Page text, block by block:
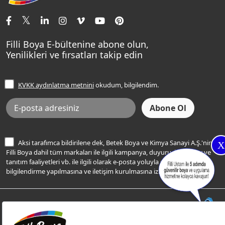
X
Tavan Boyaları
Ev Bakım ve Hobi Boyaları
Yatak Odası Renkleri
Sentomaxx Sentetik Boya
Sentomaxx İpeksi Mat
Momento Life
Şampanya Rengi
Açık Mavi Rengi
Frezya Rengi
İletişim Bilgilerimiz
Renk Danışma
Filli Ustam
Sıkça Sorulan Sorular
Ücretsiz Yalıtım Keşif Hizmeti
Bilgi Toplumu Hizmetleri
İnternet Sitesi Kullanım Koşulları
KVKK Talep Formu
KVKK Aydınlatma Metni
Filli Boya E-bültenine abone olun,
Yenilikleri ve fırsatları takip edin
KVKK aydınlatma metniniokudum, bilgilendim.
Aksi tarafımca bildirilene dek, Betek Boya ve Kimya Sanayi A.Ş.'nin
Filli Boya dahil tüm markaları ile ilgili kampanya, duyuru, hizmetler ve
tanıtım faaliyetleri vb. ile ilgili olarak e-posta yoluyla şahsıma
bilgilendirme yapılmasına ve iletişim kurulmasına izin veriyorum.